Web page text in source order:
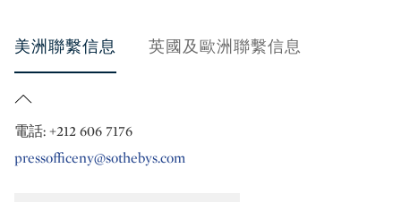
美洲聯繫信息 英國及歐洲聯繫信息
電話: +212 606 7176
pressofficeny@sothebys.com